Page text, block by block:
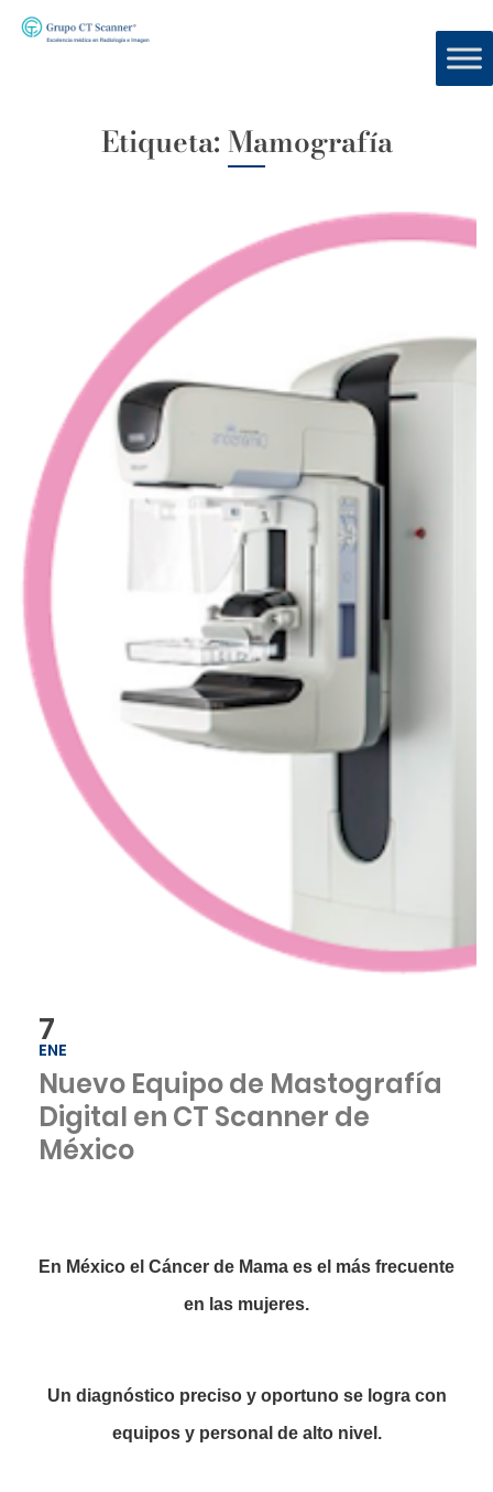
Etiqueta: Mamografía
7
ENE
Nuevo Equipo de Mastografía
Digital en CT Scanner de
México
En México el Cáncer de Mama es el más frecuente
en las mujeres.
Un diagnóstico preciso y oportuno se logra con
equipos y personal de alto nivel.